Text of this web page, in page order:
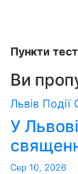
Пункти
Ви
Львів Події
У
Сер 10, 2026